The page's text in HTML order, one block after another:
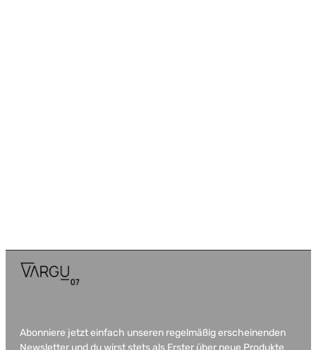
Abonniere jetzt einfach unseren regelmäßig erscheinenden
Newsletter und du wirst stets als Erster über neue Produkte